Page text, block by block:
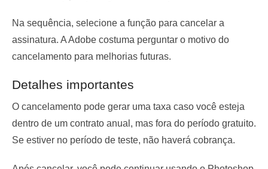
Na sequência, selecione a função para cancelar a
assinatura. A Adobe costuma perguntar o motivo do
cancelamento para melhorias futuras.
Detalhes importantes
O cancelamento pode gerar uma taxa caso você esteja
dentro de um contrato anual, mas fora do período gratuito.
Se estiver no período de teste, não haverá cobrança.